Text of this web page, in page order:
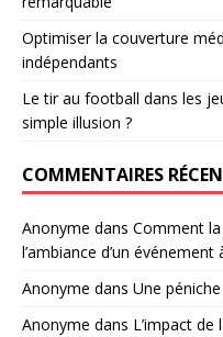
Optimiser la couverture
indépendants
Le tir au football dans les
simple illusion ?
COMMENTAIRES
Anonyme dans Comment
l’ambiance d’un événement
Anonyme dans Une
Anonyme dans L’impact de